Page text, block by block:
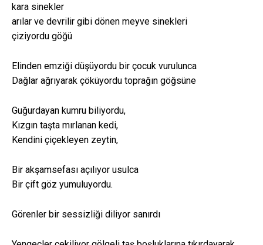
kara sinekler
arılar ve devrilir gibi dönen meyve sinekleri
çiziyordu göğü
Elinden emziği düşüyordu bir çocuk vurulunca
Dağlar ağrıyarak çöküyordu toprağın göğsüne
Guğurdayan kumru biliyordu,
Kızgın taşta mırlanan kedi,
Kendini çiçekleyen zeytin,
Bir akşamsefası açılıyor usulca
Bir çift göz yumuluyordu.
Görenler bir sessizliği diliyor sanırdı